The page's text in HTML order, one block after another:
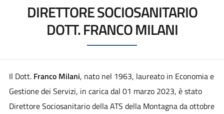
DIRETTORE SOCIOSANITARIO
DOTT. FRANCO MILANI
Il Dott. Franco Milani, nato nel 1963, laureato in Economia e
Gestione dei Servizi, in carica dal 01 marzo 2023, è stato
Direttore Sociosanitario della ATS della Montagna da ottobre